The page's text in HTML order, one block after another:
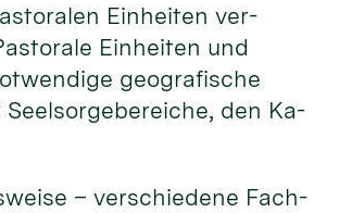
Ein­heiten ver­
Ein­hei­ten und
geo­gra­fische
den Ka­
– ver­schie­dene Fach­